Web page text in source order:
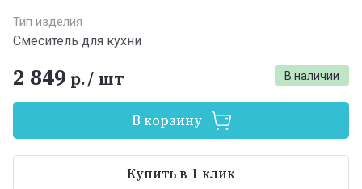
Тип изделия
Смеситель для кухни
В наличии
2 849 р./ шт
В корзину
Купить в 1 клик